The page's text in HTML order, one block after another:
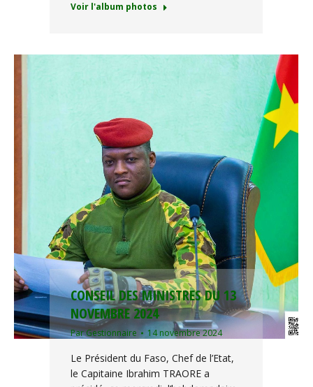
Voir l'album photos
CONSEIL DES MINISTRES DU 13
NOVEMBRE 2024
ParGestionnaire 14 novembre 2024
Le Président du Faso, Chef de l’Etat,
le Capitaine Ibrahim TRAORE a